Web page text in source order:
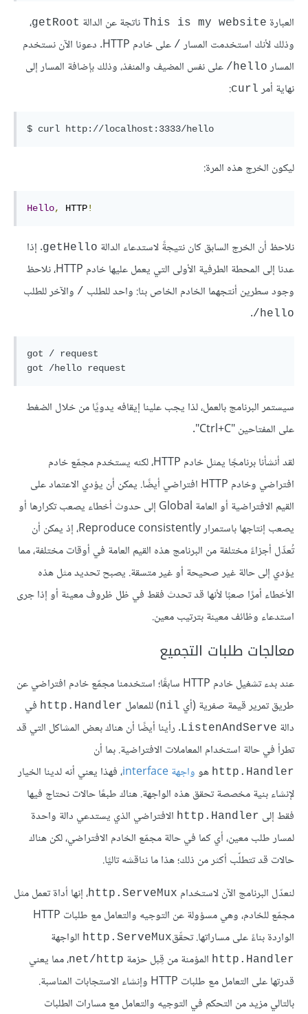
العبارة This is my website ناتجة عن الدالة getRoot،
وذلك لأنك استخدمت المسار /
على خادم HTTP. دعونا الآن نستخدم
المسار hello/
على نفس المضيف والمنفذ، وذلك بإضافة المسار إلى
نهاية أمر curl
:
ليكون الخرج هذه المرة:
Hello, HTTP!
نلاحظ أن الخرج السابق كان نتيجةً لاستدعاء الدالة getHello. إذا
عدنا إلى المحطة الطرفية الأولى التي يعمل عليها خادم HTTP، نلاحظ
وجود سطرين أنتجهما الخادم الخاص بنا: واحد للطلب / والآخر للطلب
hello/
.
got / request
سيستمر البرنامج بالعمل، لذا يجب علينا إيقافه يدويًا من خلال الضغط
على المفتاحين "Ctrl+C".
لقد أنشأنا برنامجًا يمثل خادم HTTP، لكنه يستخدم مجمّع خادم
افتراضي وخادم HTTP افتراضي أيضًا. يمكن أن يؤدي الاعتماد على
القيم الافتراضية أو العامة Global إلى حدوث أخطاء يصعب تكرارها أو
يصعب إنتاجها باستمرار Reproduce consistently، إذ يمكن أن
تُعدِّل أجزاءً مختلفة من البرنامج هذه القيم العامة في أوقات مختلفة، مما
يؤدي إلى حالة غير صحيحة أو غير متسقة. يصبح تحديد مثل هذه
الأخطاء أمرًا صعبًا لأنها قد تحدث فقط في ظل ظروف معينة أو إذا جرى
استدعاء وظائف معينة بترتيب معين.
معالجات طلبات التجميع
عند بدء تشغيل خادم HTTP سابقًا؛ استخدمنا مجمّع خادم افتراضي عن
طريق تمرير قيمة صفرية (أي nil) للمعامل http.Handler في
دالة ListenAndServe. رأينا أيضًا أن هناك بعض المشاكل التي قد
تطرأ في حالة استخدام المعاملات الافتراضية. بما أن
http.Handler هوواجهة interface
، فهذا يعني أنه لدينا الخيار
لإنشاء بنية مخصصة تحقق هذه الواجهة. هناك طبعًا حالات نحتاج فيها
فقط إلى http.Handler الافتراضي الذي يستدعي دالة واحدة
لمسار طلب معين، أي كما في حالة مجمّع الخادم الافتراضي، لكن هناك
حالات قد تتطلّب أكثر من ذلك؛ هذا ما نناقشه تاليًا.
لنعدّل البرنامج الآن لاستخدام http.ServeMux، إنها أداة تعمل مثل
مجمّع للخادم، وهي مسؤولة عن التوجيه والتعامل مع طلبات HTTP
الواردة بناءً على مساراتها. تحقّقhttp.ServeMux الواجهة
http.Handler المؤمنة من قِبل حزمة net/http، مما يعني
قدرتها على التعامل مع طلبات HTTP وإنشاء الاستجابات المناسبة.
بالتالي مزيد من التحكم في التوجيه والتعامل مع مسارات الطلبات